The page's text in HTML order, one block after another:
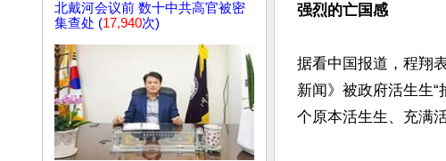
北戴河会议前 数十中共高官被密
集查处 (17,940次)
强烈的亡国感
据看中国报道，程翔
新闻》被政府活生生“
个原本活生生、充满